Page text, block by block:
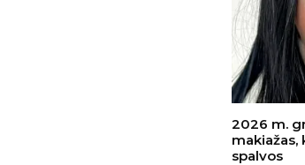
2026 m.
makiažas,
spalvos